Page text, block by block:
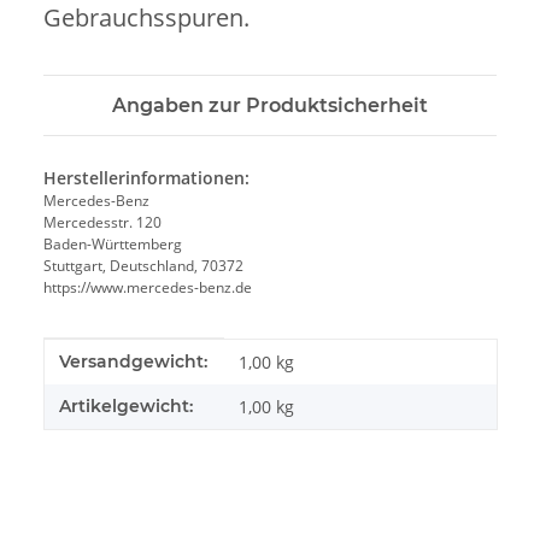
Gebrauchsspuren.
Angaben zur Produktsicherheit
Herstellerinformationen:
Mercedes-Benz
Mercedesstr. 120
Baden-Württemberg
Stuttgart, Deutschland, 70372
https://www.mercedes-benz.de
Produkteigenschaft
Wert
Versandgewicht: 1,00 kg
Artikelgewicht: 1,00 kg